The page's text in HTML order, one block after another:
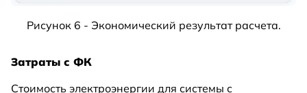
Рисунок 6 - Экономический результат расчета.
Затраты с ФК
Стоимость электроэнергии для системы с